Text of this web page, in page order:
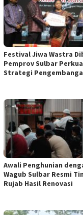
Festival Jiwa Wastra
Pemprov Sulbar
Strategi
Awali Penghunian
Wagub Sulbar Resmi
Rujab Hasil Renovasi